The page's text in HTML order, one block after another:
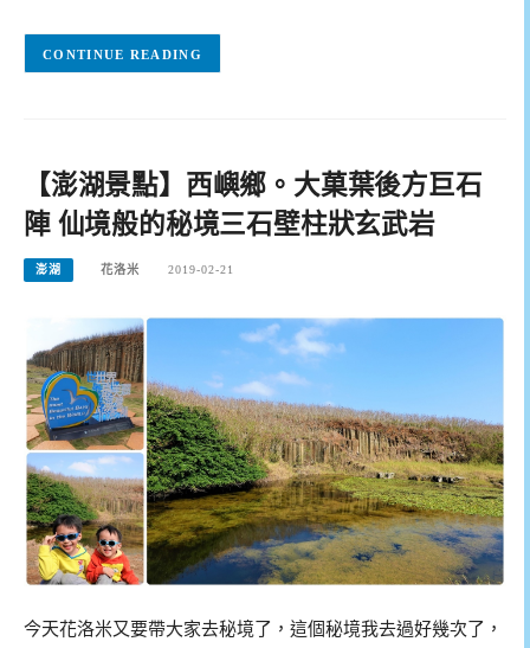
CONTINUE READING
【澎湖景點】西嶼鄉。大菓葉後方巨石
陣 仙境般的秘境三石壁柱狀玄武岩
澎湖 花洛米 2019-02-21
今天花洛米又要帶大家去秘境了，這個秘境我去過好幾次了，